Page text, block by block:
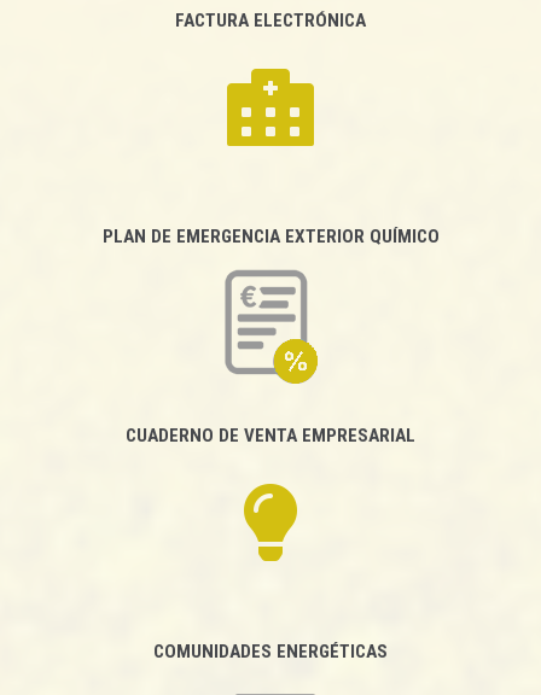
FACTURA ELECTRÓNICA
PLAN DE EMERGENCIA EXTERIOR QUÍMICO
CUADERNO DE VENTA EMPRESARIAL
COMUNIDADES ENERGÉTICAS